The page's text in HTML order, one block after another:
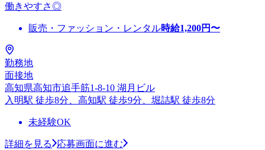
働きやすさ◎
販売・ファッション・レンタル時給1,200円〜
勤務地
面接地
高知県高知市追手筋1-8-10 湖月ビル
入明駅 徒歩8分、高知駅 徒歩9分、堀詰駅 徒歩8分
未経験OK
詳細を見る
応募画面に進む